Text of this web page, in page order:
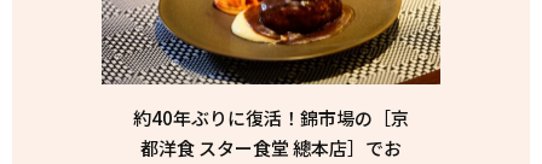
約40年ぶりに復活！錦市場の［京
都洋食 スター食堂 總本店］でお